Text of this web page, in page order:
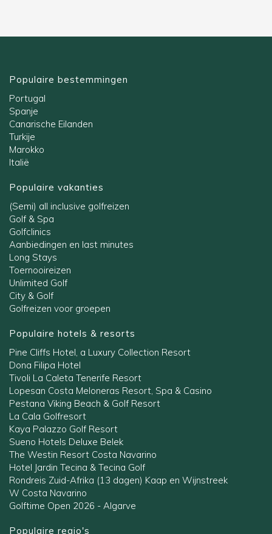
Populaire bestemmingen
Portugal
Spanje
Canarische Eilanden
Turkije
Marokko
Italië
Populaire vakanties
(Semi) all inclusive golfreizen
Golf & Spa
Golfclinics
Aanbiedingen en last minutes
Long Stays
Toernooireizen
Unlimited Golf
City & Golf
Golfreizen voor groepen
Populaire hotels & resorts
Pine Cliffs Hotel, a Luxury Collection Resort
Dona Filipa Hotel
Tivoli La Caleta Tenerife Resort
Lopesan Costa Meloneras Resort, Spa & Casino
Pestana Viking Beach & Golf Resort
La Cala Golfresort
Kaya Palazzo Golf Resort
Sueno Hotels Deluxe Belek
The Westin Resort Costa Navarino
Hotel Jardin Tecina & Tecina Golf
Rondreis Zuid-Afrika (13 dagen) Kaap en Wijnstreek
W Costa Navarino
Golftime Open 2026 - Algarve
Populaire regio's